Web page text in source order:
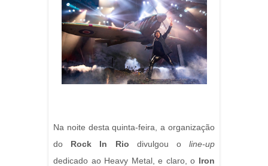
Na noite desta quinta-feira, a organização
do Rock In Rio divulgou oline-up
dedicado ao Heavy Metal, e claro, o Iron